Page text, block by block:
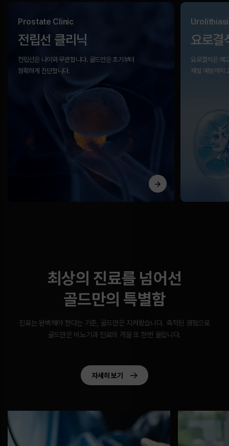
Prostate Clinic
전립선 클리닉
전립선은 나이와 무관합니다. 골드만은 초기부터
정확하게 진단합니다.
요로결
요로결석은 예
재발 예방까지
최상의 진료를 넘어선
골드만의 특별함
진료는 완벽해야 한다는 기준, 골드만은 지켜왔습니다. 축적된 경험으로
골드만은 비뇨기과 진료의 격을 또 한번 올립니다.
자세히 보기